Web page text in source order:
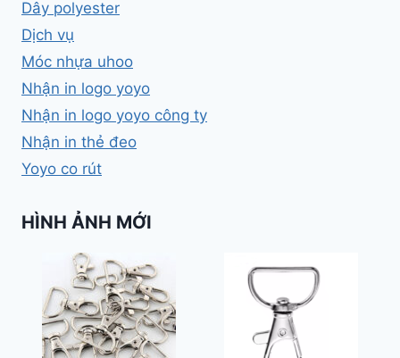
Dây polyester
Dịch vụ
Móc nhựa uhoo
Nhận in logo yoyo
Nhận in logo yoyo công ty
Nhận in thẻ đeo
Yoyo co rút
HÌNH ẢNH MỚI